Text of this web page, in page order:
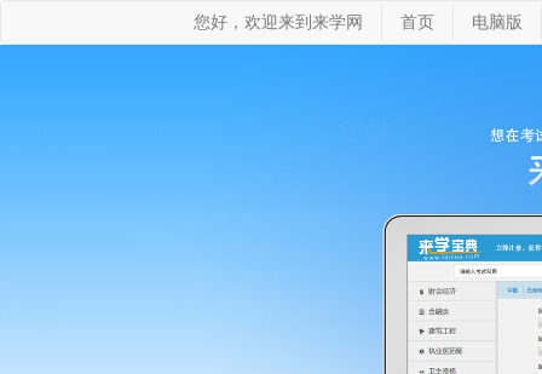
您好，欢迎来到来学网 首页 电脑版